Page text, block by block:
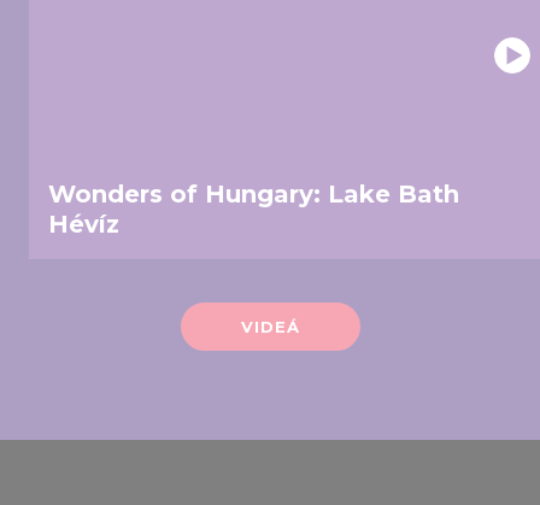
Wonders of Hungary: Lake Bath
Hévíz
VIDEÁ